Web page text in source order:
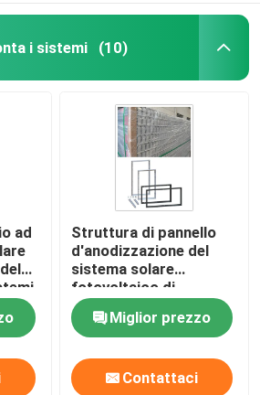
i sistemi (10)
ad
Struttura di pannello
d'anodizzazione del
sistema solare
fotovoltaico di
alluminio di tormento
PFA
Miglior prezzo
Contattaci